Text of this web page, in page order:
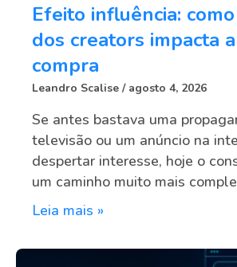
Efeito influência:
dos creators impacta
compra
Leandro Scalise agosto 4, 2026
Se antes bastava uma
televisão ou um anúncio na
despertar interesse, hoje o
um caminho muito mais
Leia mais »